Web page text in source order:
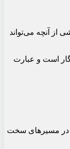
از آنچه می‌تواند
است و عبارت
در مسیرهای سخت